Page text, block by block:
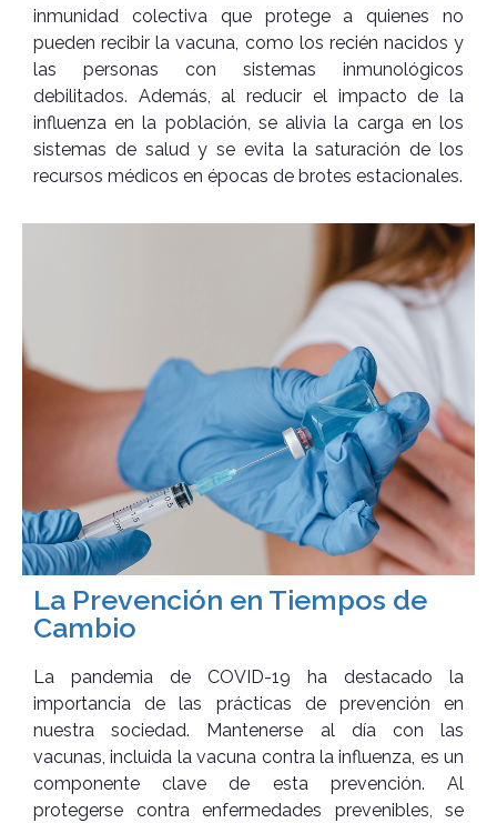
inmunidad colectiva que protege a quienes no
pueden recibir la vacuna, como los recién nacidos y
las personas con sistemas inmunológicos
debilitados. Además, al reducir el impacto de la
influenza en la población, se alivia la carga en los
sistemas de salud y se evita la saturación de los
recursos médicos en épocas de brotes estacionales.
La Prevención en Tiempos de
Cambio
La pandemia de COVID-19 ha destacado la
importancia de las prácticas de prevención en
nuestra sociedad. Mantenerse al día con las
vacunas, incluida la vacuna contra la influenza, es un
componente clave de esta prevención. Al
protegerse contra enfermedades prevenibles, se